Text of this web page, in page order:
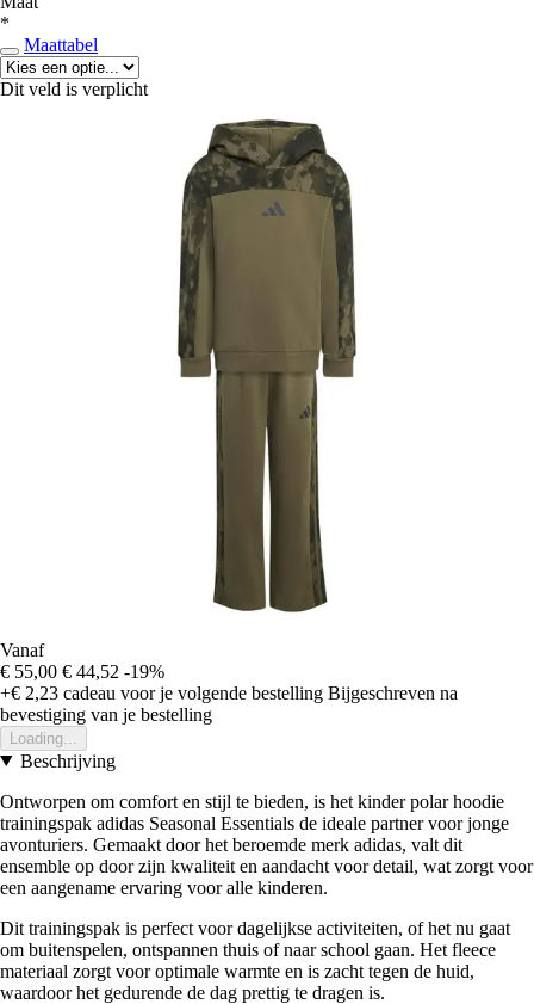
*
Maattabel
Dit veld is verplicht
Vanaf
€ 55,00 € 44,52 -19%
+€ 2,23 cadeau voor je volgende bestelling Bijgeschreven na
bevestiging van je bestelling
Loading...
Beschrijving
Ontworpen om comfort en stijl te bieden, is het kinder polar hoodie
trainingspak adidas Seasonal Essentials de ideale partner voor jonge
avonturiers. Gemaakt door het beroemde merk adidas, valt dit
ensemble op door zijn kwaliteit en aandacht voor detail, wat zorgt voor
een aangename ervaring voor alle kinderen.
Dit trainingspak is perfect voor dagelijkse activiteiten, of het nu gaat
om buitenspelen, ontspannen thuis of naar school gaan. Het fleece
materiaal zorgt voor optimale warmte en is zacht tegen de huid,
waardoor het gedurende de dag prettig te dragen is.